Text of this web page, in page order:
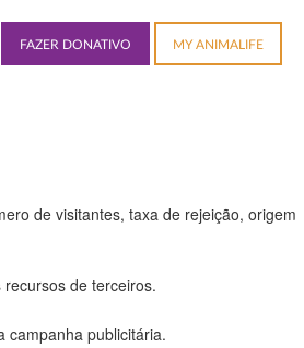
de visitantes, taxa de rejeição, origem
de terceiros.
campanha publicitária.
FAZER DONATIVO MY ANIMALIFE